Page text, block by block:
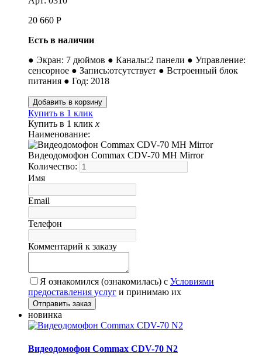
20 660 Р
Есть в наличии
● Экран: 7 дюймов ● Каналы:2 панели ● Управление:
сенсорное ● Запись:отсутствует ● Встроенный блок
питания ● Год: 2018
Купить в 1 клик
Купить в 1 клик x
Наименование:
Видеодомофон Commax CDV-70 MH Mirror
Количество:
Имя
Email
Телефон
Комментарий к заказу
Я ознакомился (ознакомилась) с Условиями
предоставления услуг и принимаю их
новинка
Видеодомофон Commax CDV-70 N2